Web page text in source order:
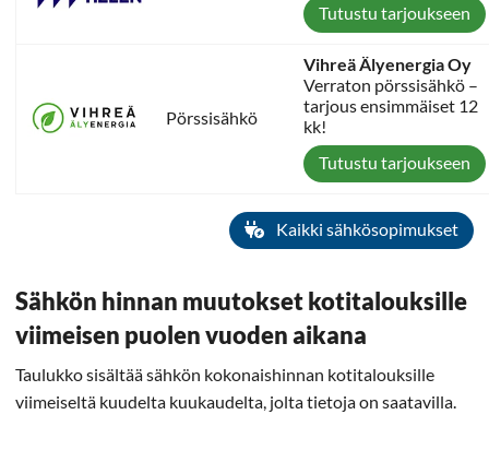
Tutustu tarjoukseen
Pörssisähkö
Vihreä Älyenergia Oy
Verraton pörssisähkö –
tarjous ensimmäiset 12
kk!
Tutustu tarjoukseen
Kaikki sähkösopimukset
Sähkön hinnan muutokset kotitalouksille
viimeisen puolen vuoden aikana
Taulukko sisältää sähkön kokonaishinnan kotitalouksille
viimeiseltä kuudelta kuukaudelta, jolta tietoja on saatavilla.